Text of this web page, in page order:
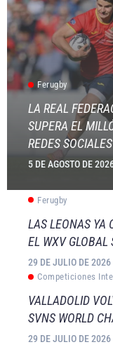
Ferugby
LA REAL
SUPERA EL
REDES SOCIALES
5 DE AGOSTO DE
Ferugby
LAS LEONAS YA
EL WXV GLOBAL
29 DE JULIO DE 2026
Competiciones
VALLADOLID
SVNS WORLD
29 DE JULIO DE 2026